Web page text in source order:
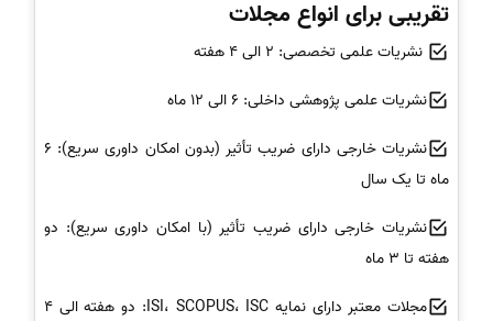
تقریبی برای انواع مجلات
نشریات علمی تخصصی: 2 الی 4 هفته
نشریات علمی پژوهشی داخلی: 6 الی 12 ماه
نشریات خارجی دارای ضریب تأثیر (بدون امکان داوری سریع): 6
ماه تا یک سال
نشریات خارجی دارای ضریب تأثیر (با امکان داوری سریع): دو
هفته تا 3 ماه
مجلات معتبر دارای نمایه ISI، SCOPUS، ISC: دو هفته الی 4